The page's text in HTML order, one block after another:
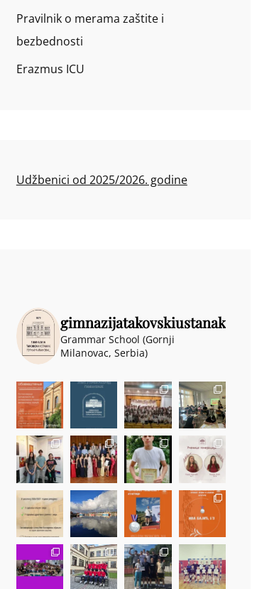
Pravilnik o merama zaštite i
bezbednosti
Erazmus ICU
Udžbenici od 2025/2026. godine
gimnazijatakovskiustanak
Grammar School (Gornji
Milanovac, Serbia)